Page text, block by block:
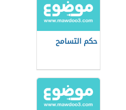
حكم التسامح